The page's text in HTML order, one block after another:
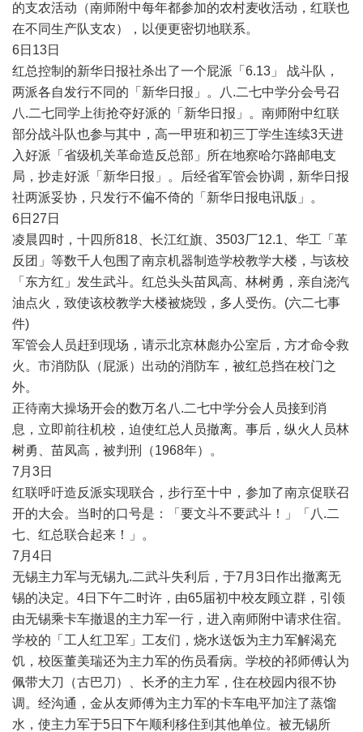
的支农活动（南师附中每年都参加的农村麦收活动，红联也
在不同生产队支农），以便更密切地联系。
6日 13日
红总控制的新华日报社杀出了一个屁派「 6.13 」
战斗队，
两派各自发行不同的「新华日报」。八 .二七中学分会号召
八 .二七同学上街抢夺好派的「新华日报」。南师附中红联
部分战斗队也参与其中，高一甲班和初三丁学生连续3天进
入好派「省级机关革命造反总部」所在地察哈尓路邮电支
局，抄走好派「新华日报」。后经省军管会协调，新华日报
社两派妥协，只发行不偏不倚的「新华日报电讯版」。
6日 27 日
凌晨四时，十四所818 、长江红旗、 3503厂12.1 、华工「革
反团」等数千人包围了南京机器制造学校教学大楼，与该校
「东方红」发生武斗。红总头头苗凤高、林树勇，亲自浇汽
油点火，致使该校教学大楼被烧毁，多人受伤。 (六二七事
件)
军管会人员赶到现场，请示北京林彪办公室后，方才命令救
火。市消防队（屁派）出动的消防车，被红总挡在校门之
外。
正待南大操场开会的数万名八 .二七中学分会人员接到消
息，立即前往机校，迫使红总人员撤离。事后，纵火人员林
树勇、苗凤高，被判刑（1968年）。
7 月 3日
红联呼吁造反派实现联合，步行至十中，参加了南京促联召
开的大会。当时的口号是：「要文斗不要武斗！」「八 .二
七、红总联合起来！」。
7 月 4日
无锡主力军与无锡九.二武斗失利后，于7 月 3日作出撤离无
锡的决定。 4日下午二时许，由65届初中校友顾立群，引领
由无锡乘卡车撤退的主力军一行，进入南师附中请求住宿。
学校的「工人红卫军」工友们，烧水送饭为主力军解渴充
饥，校医董美瑞还为主力军的伤员看病。学校的祁师傅认为
佩带大刀（古巴刀）、长矛的主力军，住在校园内很不协
调。经沟通，金从友师傅为主力军的卡车电平加注了蒸馏
水，使主力军于5日下午顺利移住到其他单位。被无锡所